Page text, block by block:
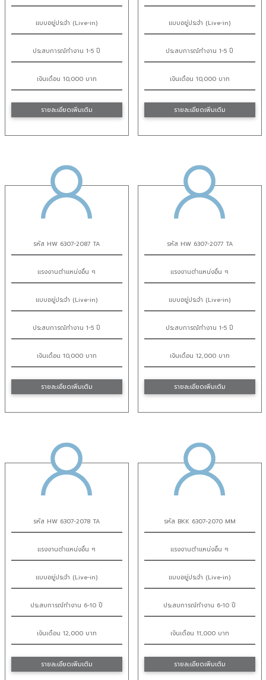
แบบอยู่ประจำ (Live-in)
ประสบการณ์ทำงาน 1-5 ปี
เงินเดือน 10,000 บาท
รายละเอียดเพิ่มเติม
แบบอยู่ประจำ (Live-in)
ประสบการณ์ทำงาน 1-5 ปี
เงินเดือน 10,000 บาท
รายละเอียดเพิ่มเติม
รหัส HW 6307-2087 TA
แรงงานตำแหน่งอื่น ๆ
แบบอยู่ประจำ (Live-in)
ประสบการณ์ทำงาน 1-5 ปี
เงินเดือน 10,000 บาท
รายละเอียดเพิ่มเติม
รหัส HW 6307-2077 TA
แรงงานตำแหน่งอื่น ๆ
แบบอยู่ประจำ (Live-in)
ประสบการณ์ทำงาน 1-5 ปี
เงินเดือน 12,000 บาท
รายละเอียดเพิ่มเติม
รหัส HW 6307-2078 TA
แรงงานตำแหน่งอื่น ๆ
แบบอยู่ประจำ (Live-in)
ประสบการณ์ทำงาน 6-10 ปี
เงินเดือน 12,000 บาท
รายละเอียดเพิ่มเติม
รหัส BKK 6307-2070 MM
แรงงานตำแหน่งอื่น ๆ
แบบอยู่ประจำ (Live-in)
ประสบการณ์ทำงาน 6-10 ปี
เงินเดือน 11,000 บาท
รายละเอียดเพิ่มเติม